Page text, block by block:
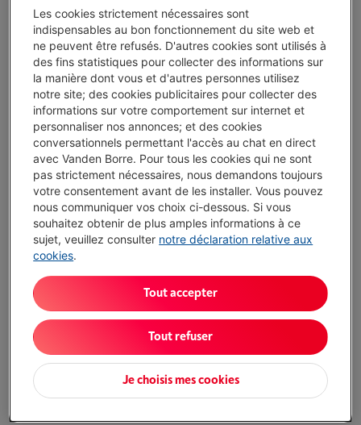
J'achète
Comparer
ASUS PORTABLE MB169CK
(1)
Diagonale de l'écran: 15.6 " (39 cm)
Résolution d'écran: 1920 x 1080 pixels (Full HD)
Taux de rafraîchissement: 60 Hz
Livré demain -Voir le stock
€ 109,00
J'achète
Comparer
ASUS ROG STRIX XG27ACMES
Écochèques
Diagonale de l'écran: 27 " (68.58 cm)
Résolution d'écran: 2560 x 1440 pixels (QHD /
Les cookies strictement nécessaires sont
indispensables au bon fonctionnement du site web et
ne peuvent être refusés. D'autres cookies sont utilisés à
des fins statistiques pour collecter des informations sur
la manière dont vous et d'autres personnes utilisez
notre site; des cookies publicitaires pour collecter des
informations sur votre comportement sur internet et
personnaliser nos annonces; et des cookies
conversationnels permettant l'accès au chat en direct
avec Vanden Borre. Pour tous les cookies qui ne sont
pas strictement nécessaires, nous demandons toujours
votre consentement avant de les installer. Vous pouvez
nous communiquer vos choix ci-dessous. Si vous
souhaitez obtenir de plus amples informations à ce
sujet, veuillez consulter notre déclaration relative aux
cookies.
Je choisis mes cookies
Tout refuser
Tout accepter